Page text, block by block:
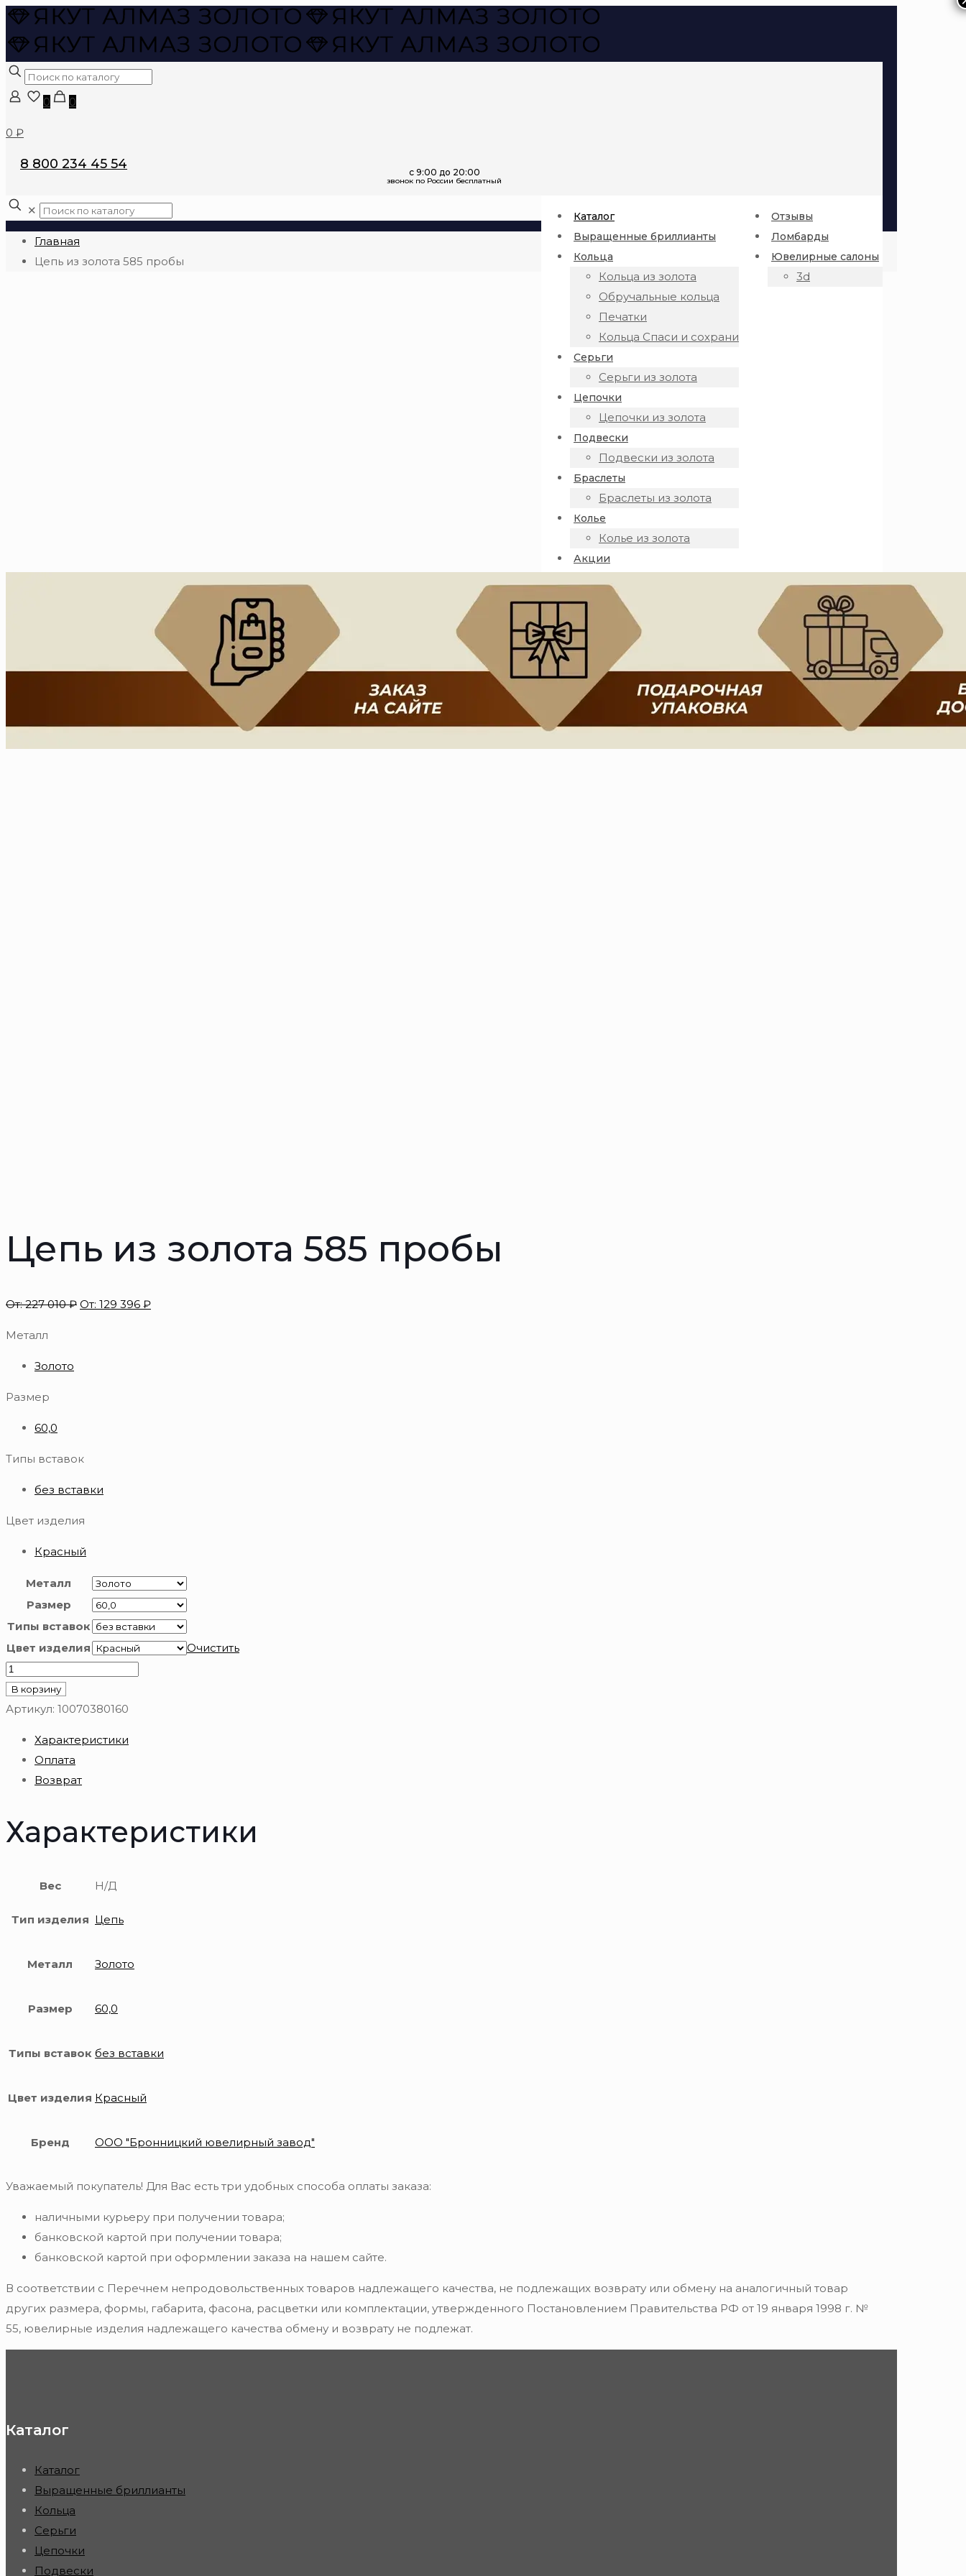
0 0
0 ₽
8 800 234 45 54
Каталог
Выращенные бриллианты
Кольца
Кольца из золота
Обручальные кольца
Печатки
Кольца Спаси и сохрани
Серьги
Серьги из золота
Цепочки
Цепочки из золота
Подвески
Подвески из золота
Браслеты
Браслеты из золота
Колье
Колье из золота
Акции
Отзывы
Ломбарды
Ювелирные салоны
3d
✕
Главная
Цепь из золота 585 пробы
Цепь из золота 585 пробы
От:227 010₽ От: 129 396 ₽
Металл
Золото
Размер
60,0
Типы вставок
без вставки
Цвет изделия
Красный
Металл
Размер
Типы вставок
Цвет изделия
Очистить
Количество
товара
Цепь
золота
пробы
В корзину
Артикул: 10070380160
Характеристики
Оплата
Возврат
Характеристики
Вес Н/Д
Тип изделия Цепь
Металл Золото
Размер 60,0
Типы вставок без вставки
Цвет изделия Красный
Бренд ООО "Бронницкий ювелирный завод"
Уважаемый покупатель! Для Вас есть три удобных способа оплаты заказа:
наличными курьеру при получении товара;
банковской картой при получении товара;
банковской картой при оформлении заказа на нашем сайте.
В соответствии с Перечнем непродовольственных товаров надлежащего качества, не подлежащих возврату или обмену на аналогичный товар
других размера, формы, габарита, фасона, расцветки или комплектации, утвержденного Постановлением Правительства РФ от 19 января 1998 г. №
55, ювелирные изделия надлежащего качества обмену и возврату не подлежат.
Каталог
Каталог
Выращенные бриллианты
Кольца
Серьги
Цепочки
Подвески